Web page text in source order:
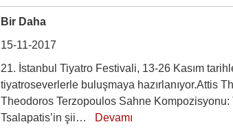
Bir Daha
15-11-2017
21. İstanbul Tiyatro Festivali, 13-26 Kasım
tiyatroseverlerle buluşmaya hazırlanıyor.Attis
Theodoros Terzopoulos Sahne
Tsalapatis’in şii…
Devamı